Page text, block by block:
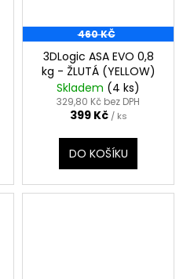
460 KČ
3DLogic ASA EVO 0,8
kg - ŽLUTÁ (YELLOW)
Skladem (4 ks)
329,80 Kč bez DPH
399 Kč / ks
DO KOŠÍKU